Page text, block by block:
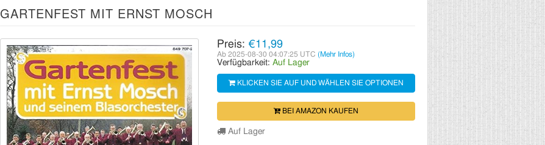
GARTENFEST MIT ERNST MOSCH
Preis: €11,99
Ab 2025-08-30 04:07:25 UTC (Mehr Infos)
Verfügbarkeit: Auf Lager
KLICKEN SIE AUF UND WÄHLEN SIE OPTIONEN
BEI AMAZON KAUFEN
Auf Lager